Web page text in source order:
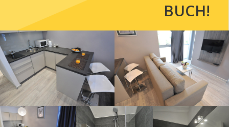
BUCH!